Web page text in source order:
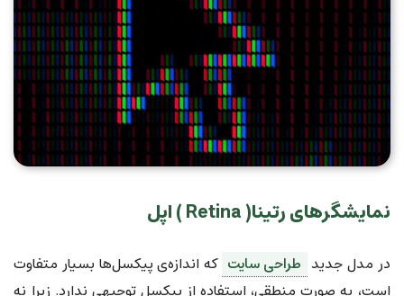
نمایشگرهای رتینا( Retina ) اپل
در مدل جدید طراحی سایت که اندازه‌ی پیکسل‌ها بسیار متفاوت
است، به صورت منطقی، استفاده از پیکسل توجیهی ندارد. زیرا نه